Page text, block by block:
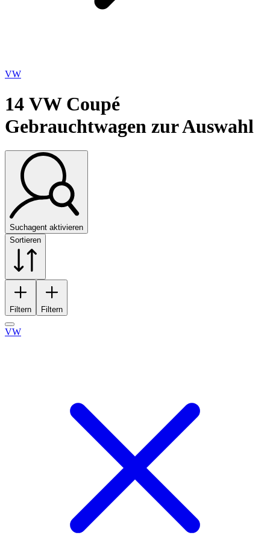
VW
14 VW Coupé
Gebrauchtwagen zur Auswahl
Suchagent aktivieren
Sortieren
Filtern Filtern
VW